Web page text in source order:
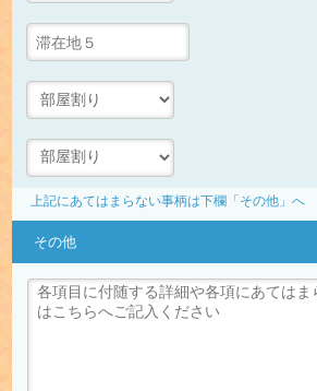
上記にあてはまらない事柄は下欄「その他」へ
その他